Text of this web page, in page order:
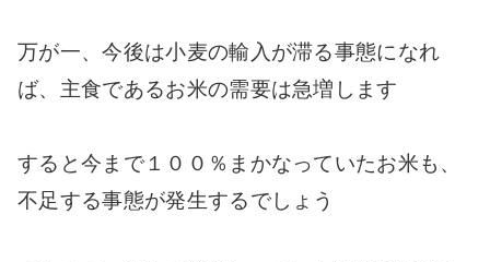
万が一、今後は小麦の輸入が滞る事態になれ
ば、主食であるお米の需要は急増します
すると今まで１００％まかなっていたお米も、
不足する事態が発生するでしょう